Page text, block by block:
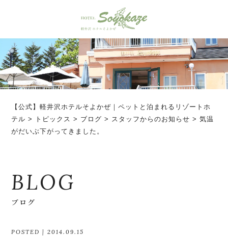
【公式】軽井沢ホテルそよかぜ｜ペットと泊まれるリゾートホ
テル > トピックス > ブログ > スタッフからのお知らせ >気温
がだいぶ下がってきました。
BLOG
ブログ
POSTED | 2014.09.15